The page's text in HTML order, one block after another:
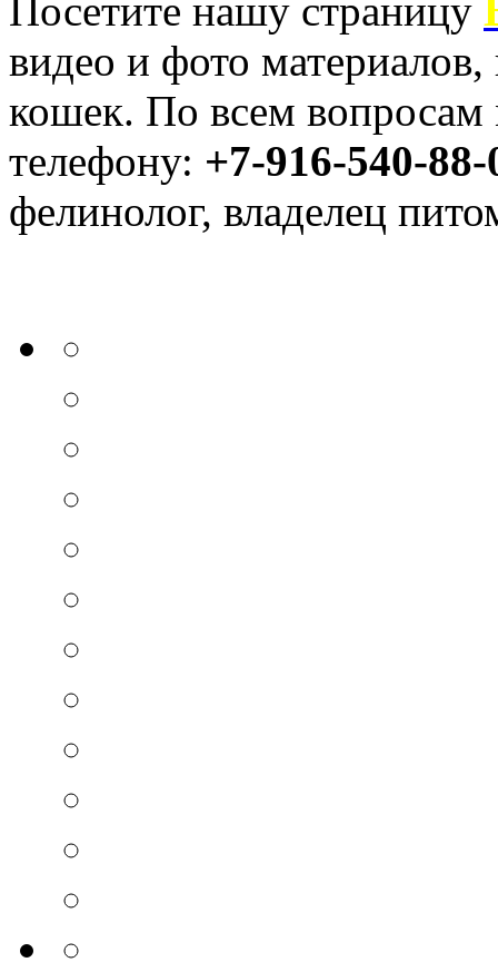
Посетите нашу страницу
видео и фото
кошек. По всем вопросам
телефону: +7-916-540-88-
фелинолог, владелец